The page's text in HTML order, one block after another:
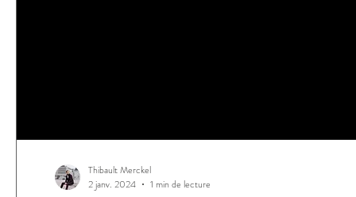
Thibault Merckel
2 janv. 2024
1 min de lecture